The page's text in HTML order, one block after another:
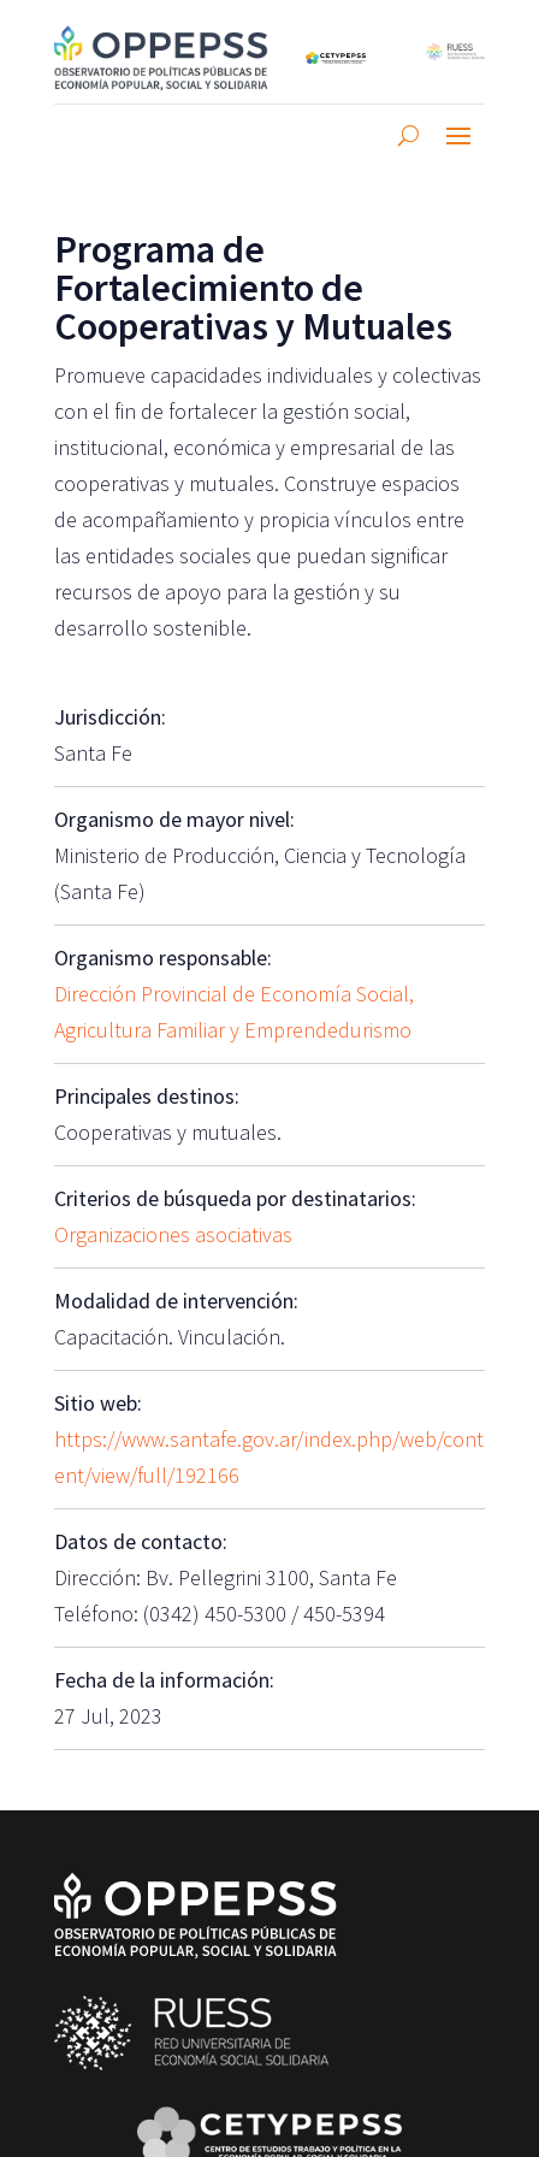
Programa de
Fortalecimiento de
Cooperativas y Mutuales
Promueve capacidades individuales y colectivas
con el fin de fortalecer la gestión social,
institucional, económica y empresarial de las
cooperativas y mutuales. Construye espacios
de acompañamiento y propicia vínculos entre
las entidades sociales que puedan significar
recursos de apoyo para la gestión y su
desarrollo sostenible.
Jurisdicción:
Santa Fe
Organismo de mayor nivel:
Ministerio de Producción, Ciencia y Tecnología
(Santa Fe)
Organismo responsable:
Dirección Provincial de Economía Social,
Agricultura Familiar y Emprendedurismo
Principales destinos:
Cooperativas y mutuales.
Criterios de búsqueda por destinatarios:
Organizaciones asociativas
Modalidad de intervención:
Capacitación. Vinculación.
Sitio web:
https://www.santafe.gov.ar/index.php/web/cont
ent/view/full/192166
Datos de contacto:
Dirección: Bv. Pellegrini 3100, Santa Fe
Teléfono: (0342) 450-5300 / 450-5394
Fecha de la información:
27 Jul, 2023